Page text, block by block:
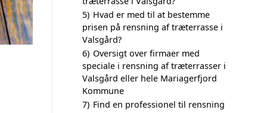
5) Hvad er med til at bestemme
prisen på rensning af træterrasse i
Valsgård?
6) Oversigt over firmaer med
speciale i rensning af træterrasser i
Valsgård eller hele Mariagerfjord
Kommune
7) Find en professionel til rensning